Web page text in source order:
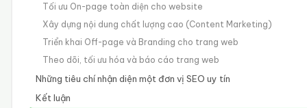
Tối ưu On-page toàn diện cho website
Xây dựng nội dung chất lượng cao (Content Marketing)
Triển khai Off-page và Branding cho trang web
Theo dõi, tối ưu hóa và báo cáo trang web
Những tiêu chí nhận diện một đơn vị SEO uy tín
Kết luận